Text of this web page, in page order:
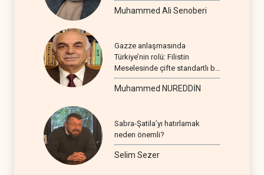
Muhammed Ali Senoberi
Gazze anlaşmasında
Türkiye’nin rolü: Filistin
Meselesinde çifte standartlı bir
seyir
Muhammed NUREDDİN
Sabra-Şatila’yı hatırlamak
neden önemli?
Selim Sezer